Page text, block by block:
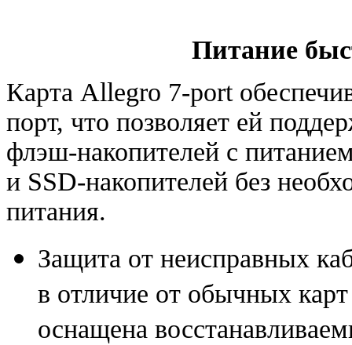
Питание
Карта Allegro 7-port
порт, что позволяет ей
флэш-накопителей с
и SSD-накопителей без
питания.
Защита от неисправных
в отличие от обычных
оснащена